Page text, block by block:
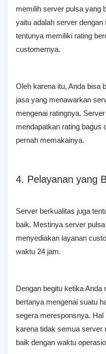
memilih server pulsa yang
yaitu adalah server
tentunya memiliki rating
customernya.
Oleh karena itu, Anda bisa
jasa yang menawarkan
mengenai ratingnya.
mendapatkan rating bagus
pernah memakainya.
4. Pelayanan yang
Server berkualitas juga
baik. Mestinya server
menyediakan layanan
waktu 24 jam.
Dengan begitu ketika Anda
bertanya mengenai suatu
segera meresponsnya. Hal
karena tidak semua server
baik dengan waktu